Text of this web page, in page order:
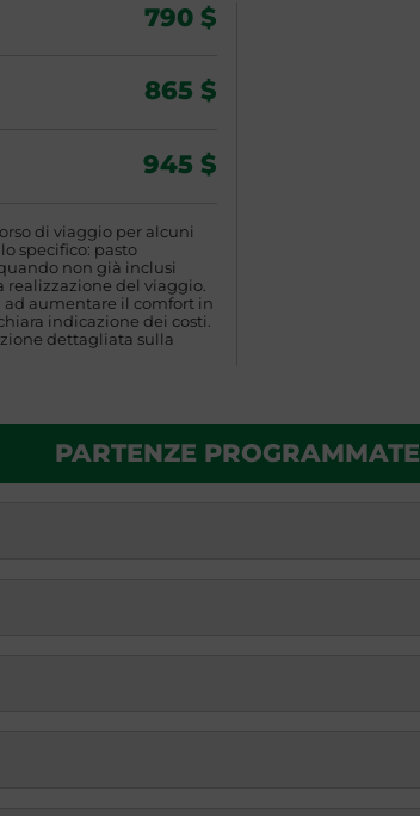
790 $
865 $
945 $
di viaggio per alcuni
specifico: pasto
non già inclusi
del viaggio.
ad aumentare il comfort in
indicazione dei costi.
dettagliata sulla
PARTENZE PROGRAMMATE